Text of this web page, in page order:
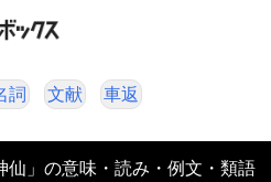
詞 文献 車返
仙」の意味・読み・例文・類語